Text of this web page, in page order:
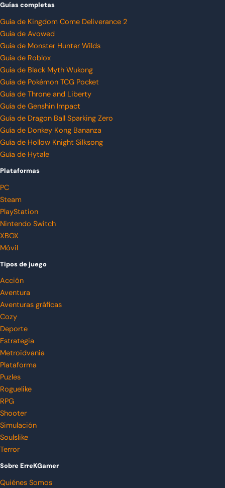
Guías completas
Guía de Kingdom Come Deliverance 2
Guía de Avowed
Guía de Monster Hunter Wilds
Guía de Roblox
Guía de Black Myth Wukong
Guía de Pokémon TCG Pocket
Guía de Throne and Liberty
Guía de Genshin Impact
Guía de Dragon Ball Sparking Zero
Guía de Donkey Kong Bananza
Guía de Hollow Knight Silksong
Guía de Hytale
Plataformas
PC
Steam
PlayStation
Nintendo Switch
XBOX
Móvil
Tipos de juego
Acción
Aventura
Aventuras gráficas
Cozy
Deporte
Estrategia
Metroidvania
Plataforma
Puzles
Roguelike
RPG
Shooter
Simulación
Soulslike
Terror
Sobre ErreKGamer
Quiénes Somos